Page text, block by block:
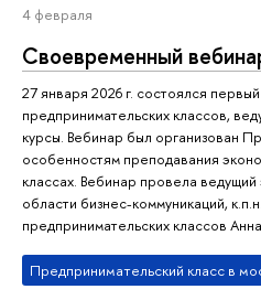
4 февраля
Своевременный
27 января 2026 г. состоялся
предпринимательских классов,
курсы. Вебинар был организован
особенностям преподавания
классах. Вебинар провела
области бизнес-коммуникаций,
предпринимательских классов
Предпринимательский класс в